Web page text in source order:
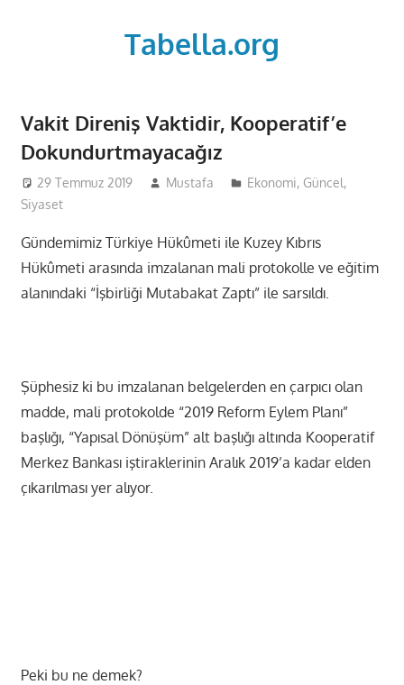
Tabella.org
Vakit Direniş Vaktidir, Kooperatif’e
Dokundurtmayacağız
29 Temmuz 2019 Mustafa Ekonomi, Güncel,
Siyaset
Gündemimiz Türkiye Hükûmeti ile Kuzey Kıbrıs
Hükûmeti arasında imzalanan mali protokolle ve eğitim
alanındaki “İşbirliği Mutabakat Zaptı” ile sarsıldı.
Şüphesiz ki bu imzalanan belgelerden en çarpıcı olan
madde, mali protokolde “2019 Reform Eylem Planı”
başlığı, “Yapısal Dönüşüm” alt başlığı altında Kooperatif
Merkez Bankası iştiraklerinin Aralık 2019’a kadar elden
çıkarılması yer alıyor.
Peki bu ne demek?